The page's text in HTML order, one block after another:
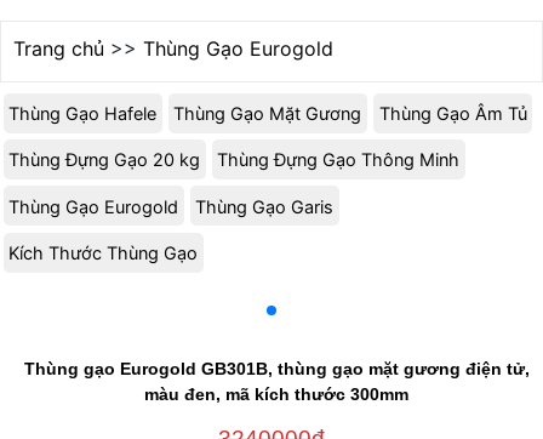
Trang chủ >> Thùng Gạo Eurogold
Thùng Gạo Hafele Thùng Gạo Mặt Gương Thùng Gạo Âm Tủ
Thùng Đựng Gạo 20 kg Thùng Đựng Gạo Thông Minh
Thùng Gạo Eurogold Thùng Gạo Garis
Kích Thước Thùng Gạo
Thùng gạo Eurogold GB301B, thùng gạo mặt gương điện tử,
màu đen, mã kích thước 300mm